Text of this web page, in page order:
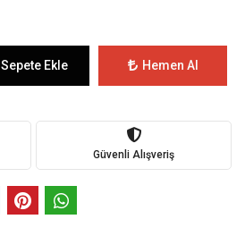
Sepete Ekle Hemen Al
Güvenli Alışveriş